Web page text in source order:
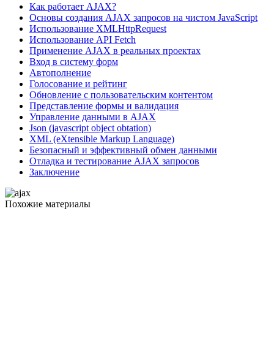
Как работает AJAX?
Основы создания AJAX запросов на чистом JavaScript
Использование XMLHttpRequest
Использование API Fetch
Применение AJAX в реальных проектах
Вход в систему форм
Автополнение
Голосование и рейтинг
Обновление с пользовательским контентом
Представление формы и валидация
Управление данными в AJAX
Json (javascript object obtation)
XML (eXtensible Markup Language)
Безопасный и эффективный обмен данными
Отладка и тестирование AJAX запросов
Заключение
Похожие материалы